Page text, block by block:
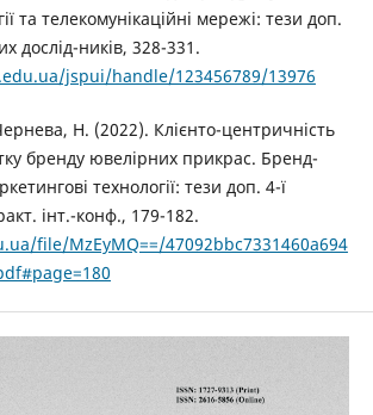
та телекомунікаційні мережі: тези доп.
дослід-ників, 328-331.
jspui/handle/123456789/13976
Н. (2022). Клієнто-центричність
бренду ювелірних прикрас. Бренд-
технології: тези доп. 4-ї
інт.-конф., 179-182.
file/MzEyMQ==/47092bbc7331460a694